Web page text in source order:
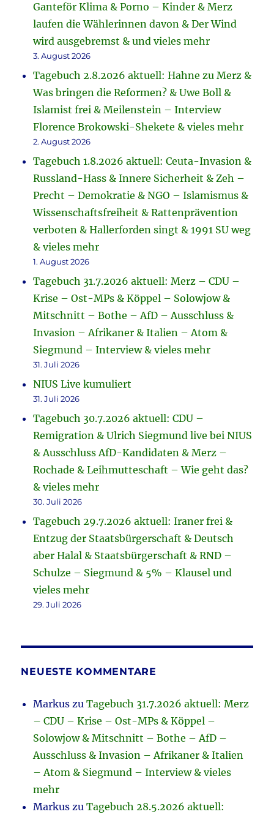
Ganteför Klima & Porno – Kinder & Merz
laufen die Wählerinnen davon & Der Wind
wird ausgebremst & und vieles mehr
3. August 2026
Tagebuch 2.8.2026 aktuell: Hahne zu Merz &
Was bringen die Reformen? & Uwe Boll &
Islamist frei & Meilenstein – Interview
Florence Brokowski-Shekete & vieles mehr
2. August 2026
Tagebuch 1.8.2026 aktuell: Ceuta-Invasion &
Russland-Hass & Innere Sicherheit & Zeh –
Precht – Demokratie & NGO – Islamismus &
Wissenschaftsfreiheit & Rattenprävention
verboten & Hallerforden singt & 1991 SU weg
& vieles mehr
1. August 2026
Tagebuch 31.7.2026 aktuell: Merz – CDU –
Krise – Ost-MPs & Köppel – Solowjow &
Mitschnitt – Bothe – AfD – Ausschluss &
Invasion – Afrikaner & Italien – Atom &
Siegmund – Interview & vieles mehr
31. Juli 2026
NIUS Live kumuliert
31. Juli 2026
Tagebuch 30.7.2026 aktuell: CDU –
Remigration & Ulrich Siegmund live bei NIUS
& Ausschluss AfD-Kandidaten & Merz –
Rochade & Leihmutteschaft – Wie geht das?
& vieles mehr
30. Juli 2026
Tagebuch 29.7.2026 aktuell: Iraner frei &
Entzug der Staatsbürgerschaft & Deutsch
aber Halal & Staatsbürgerschaft & RND –
Schulze – Siegmund & 5% – Klausel und
vieles mehr
29. Juli 2026
NEUESTE KOMMENTARE
Markus zuTagebuch 31.7.2026 aktuell: Merz
– CDU – Krise – Ost-MPs & Köppel –
Solowjow & Mitschnitt – Bothe – AfD –
Ausschluss & Invasion – Afrikaner & Italien
– Atom & Siegmund – Interview & vieles
mehr
Markus zuTagebuch 28.5.2026 aktuell: